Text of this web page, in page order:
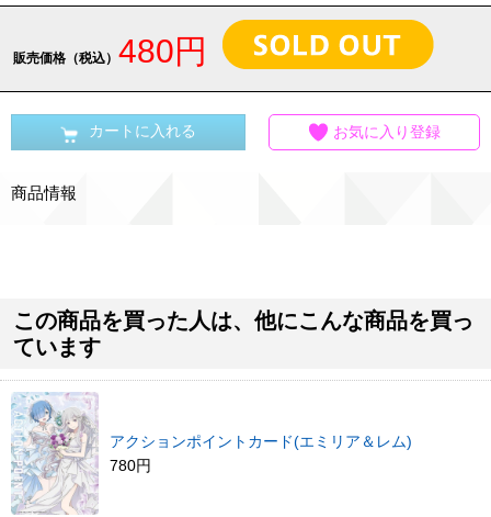
販売価格（税込） 480円
カートに入れる お気に入り登録
商品情報
この商品を買った人は、他にこんな商品を買っ
ています
アクションポイントカード(エミリア＆レム)
780円